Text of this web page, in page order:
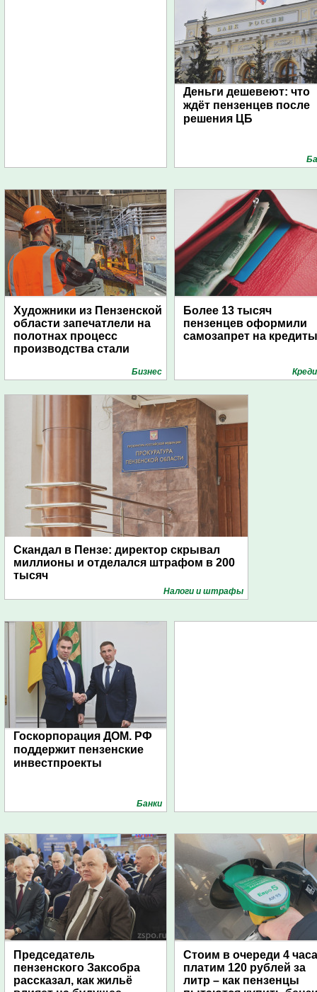
Деньги дешевеют: что
ждёт пензенцев после
решения ЦБ
Художники из Пензенской
области запечатлели на
полотнах процесс
производства стали
Бизнес
Более 13 тысяч
пензенцев оформили
самозапрет на кредиты
Скандал в Пензе: директор скрывал
миллионы и отделался штрафом в 200
тысяч
Налоги и штрафы
Госкорпорация ДОМ. РФ
поддержит пензенские
инвестпроекты
Банки
Председатель
пензенского Заксобра
рассказал, как жильё
Стоим в очереди 4
платим 120 рублей за
литр – как пензенцы